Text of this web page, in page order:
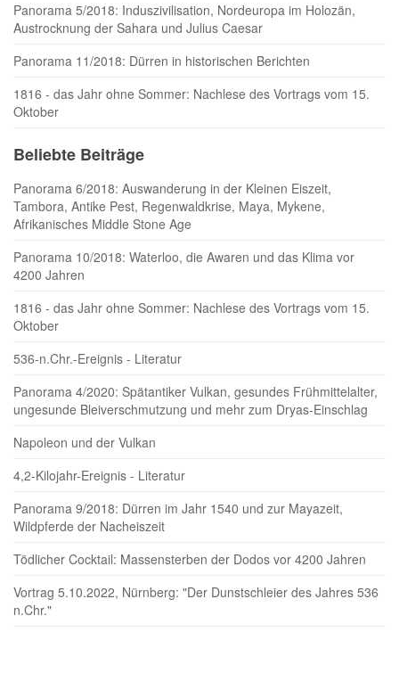
Panorama 5/2018: Induszivilisation, Nordeuropa im Holozän,
Austrocknung der Sahara und Julius Caesar
Panorama 11/2018: Dürren in historischen Berichten
1816 - das Jahr ohne Sommer: Nachlese des Vortrags vom 15.
Oktober
Beliebte Beiträge
Panorama 6/2018: Auswanderung in der Kleinen Eiszeit,
Tambora, Antike Pest, Regenwaldkrise, Maya, Mykene,
Afrikanisches Middle Stone Age
Panorama 10/2018: Waterloo, die Awaren und das Klima vor
4200 Jahren
1816 - das Jahr ohne Sommer: Nachlese des Vortrags vom 15.
Oktober
536-n.Chr.-Ereignis - Literatur
Panorama 4/2020: Spätantiker Vulkan, gesundes Frühmittelalter,
ungesunde Bleiverschmutzung und mehr zum Dryas-Einschlag
Napoleon und der Vulkan
4,2-Kilojahr-Ereignis - Literatur
Panorama 9/2018: Dürren im Jahr 1540 und zur Mayazeit,
Wildpferde der Nacheiszeit
Tödlicher Cocktail: Massensterben der Dodos vor 4200 Jahren
Vortrag 5.10.2022, Nürnberg: "Der Dunstschleier des Jahres 536
n.Chr."